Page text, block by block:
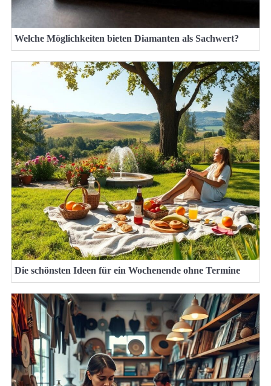
Welche Möglichkeiten bieten Diamanten als Sachwert?
Die schönsten Ideen für ein Wochenende ohne Termine